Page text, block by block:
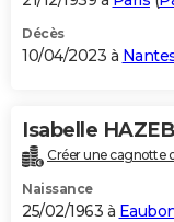
Décès
10/04/2023 à
Isabelle
Créer une cagnotte
Naissance
25/02/1963 à